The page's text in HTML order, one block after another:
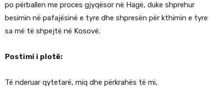
po përballen me proces gjyqësor në Hagë, duke shprehur
besimin në pafajësinë e tyre dhe shpresën për kthimin e tyre
sa më të shpejtë në Kosovë.
Postimi i plotë:
Të nderuar qytetarë, miq dhe përkrahës të mi,